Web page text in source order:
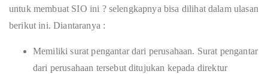
untuk membuat SIO ini ? selengkapnya bisa dilihat dalam ulasan
berikut ini. Diantaranya :
Memiliki surat pengantar dari perusahaan. Surat pengantar
dari perusahaan tersebut ditujukan kepada direktur